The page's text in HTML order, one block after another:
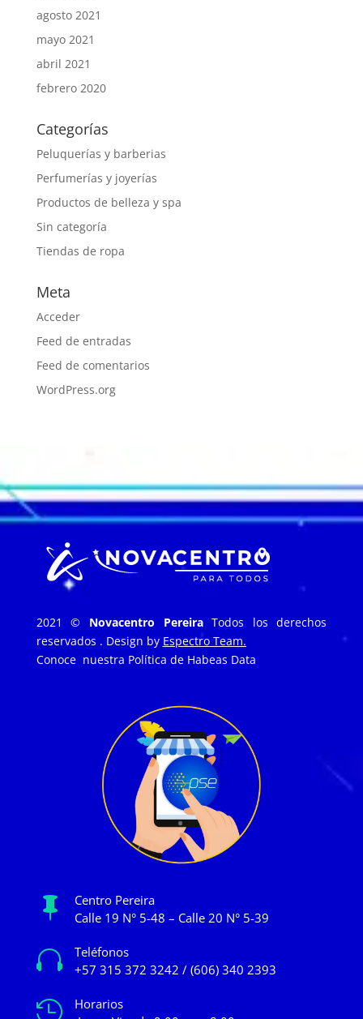
agosto 2021
mayo 2021
abril 2021
febrero 2020
Categorías
Peluquerías y barberias
Perfumerías y joyerías
Productos de belleza y spa
Sin categoría
Tiendas de ropa
Meta
Acceder
Feed de entradas
Feed de comentarios
WordPress.org
2021 © Novacentro PereiraTodos los derechos
reservados . Design by Espectro Team.
Conoce nuestra Política de Habeas Data

Centro Pereira
Calle 19 N° 5-48 – Calle 20 N° 5-39

Teléfonos
+57 315 372 3242 / (606) 340 2393

Horarios